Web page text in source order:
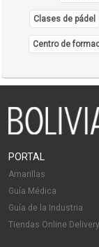
Clases de pádel
Centro de
PORTAL
Amarillas
Guía Médica
Guía de la Industria
Tiendas Online Delivery